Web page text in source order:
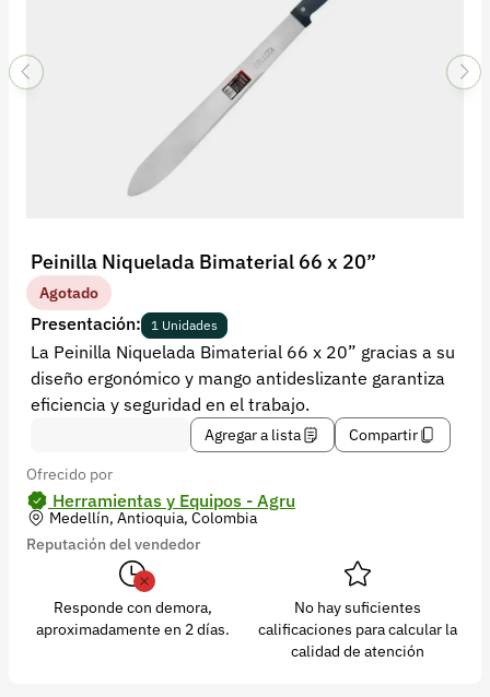
Peinilla Niquelada Bimaterial 66 x 20”
Agotado
Presentación: 1 Unidades
La Peinilla Niquelada Bimaterial 66 x 20” gracias a su
diseño ergonómico y mango antideslizante garantiza
eficiencia y seguridad en el trabajo.
Agregar a lista
Compartir
Ofrecido por
Herramientas y Equipos - Agru
Medellín, Antioquia, Colombia
Reputación del vendedor
Responde con demora,
aproximadamente en 2 días.
No hay suficientes
calificaciones para calcular la
calidad de atención
Registrarse
contacto@croper.com
© 2026 Croper.com Todos los derechos reservados
Versión 5.44.0
Síguenos